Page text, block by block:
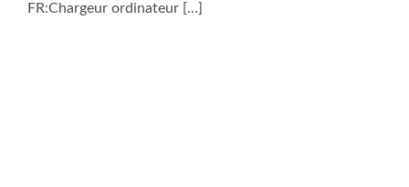
FR:Chargeur ordinateur […]